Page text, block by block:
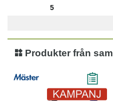
5
Produkter från